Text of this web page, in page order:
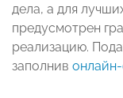
дела, а для
предусмотрен
реализацию.
заполнив